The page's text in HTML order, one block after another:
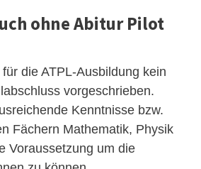
ohne Abitur Pilot
die ATPL-Ausbildung kein
vorgeschrieben.
Kenntnisse bzw.
Fächern Mathematik, Physik
Voraussetzung um die